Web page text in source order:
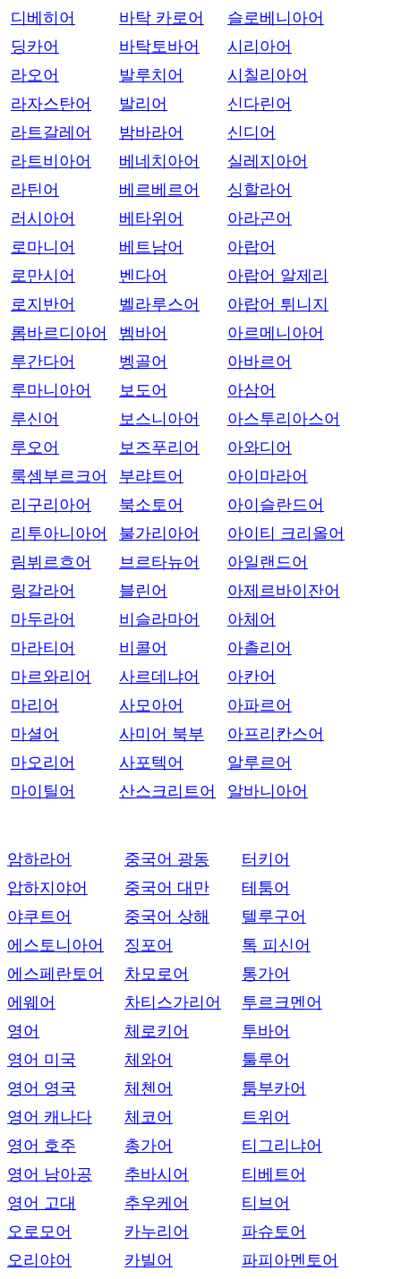
디베히어
딩카어
라오어
라자스탄어
라트갈레어
라트비아어
라틴어
러시아어
로마니어
로만시어
로지반어
롬바르디아어
루간다어
루마니아어
루신어
루오어
룩셈부르크어
리구리아어
리투아니아어
림뷔르흐어
링갈라어
마두라어
마라티어
마르와리어
마리어
마셜어
마오리어
마이틸어
바탁 카로어
바탁토바어
발루치어
발리어
밤바라어
베네치아어
베르베르어
베타위어
베트남어
벤다어
벨라루스어
벰바어
벵골어
보도어
보스니아어
보즈푸리어
부랴트어
북소토어
불가리아어
브르타뉴어
블린어
비슬라마어
비콜어
사르데냐어
사모아어
사미어 북부
사포텍어
산스크리트어
슬로베니아어
시리아어
시칠리아어
신다린어
신디어
실레지아어
싱할라어
아라곤어
아랍어
아랍어 알제리
아랍어 튀니지
아르메니아어
아바르어
아삼어
아스투리아스어
아와디어
아이마라어
아이슬란드어
아이티 크리올어
아일랜드어
아제르바이잔어
아체어
아촐리어
아칸어
아파르어
아프리칸스어
알루르어
알바니아어
암하라어
압하지야어
야쿠트어
에스토니아어
에스페란토어
에웨어
영어
영어 미국
영어 영국
영어 캐나다
영어 호주
영어 남아공
영어 고대
오로모어
오리야어
중국어 광동
중국어 대만
중국어 상해
징포어
차모로어
차티스가리어
체로키어
체와어
체첸어
체코어
총가어
추바시어
추우케어
카누리어
카빌어
터키어
테툼어
텔루구어
톡 피신어
통가어
투르크멘어
투바어
툴루어
툼부카어
트위어
티그리냐어
티베트어
티브어
파슈토어
파피아멘토어